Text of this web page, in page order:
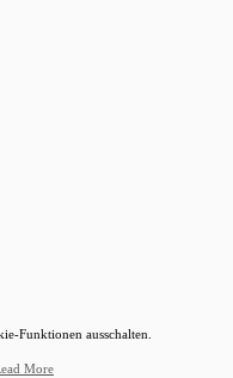
Funktionen ausschalten.
More